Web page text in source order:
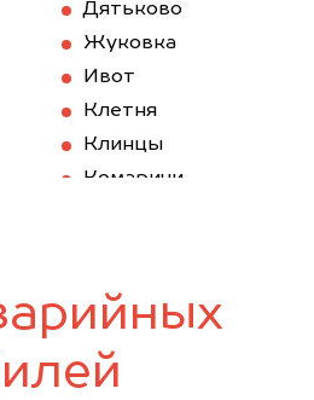
Дятьково
Жуковка
Ивот
Клетня
Клинцы
Комаричи
Ржаница
Севск
Суземка